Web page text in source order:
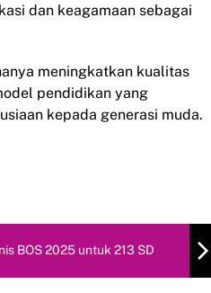
dan keagamaan sebagai
meningkatkan kualitas
pendidikan yang
kepada generasi muda.
BOS 2025 untuk 213 SD